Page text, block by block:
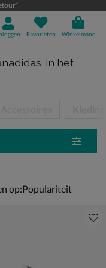
Favorieten Winkelmand
in het
op: